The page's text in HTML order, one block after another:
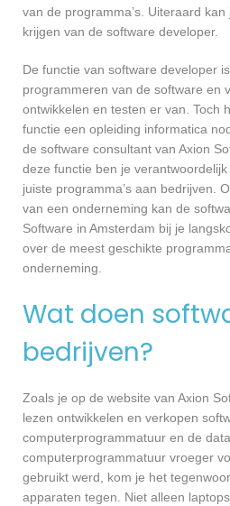
van de programma’s. Uiteraard
krijgen van de software developer.
De functie van software developer
programmeren van de software en
ontwikkelen en testen er van. Toch
functie een opleiding informatica
de software consultant van Axion
deze functie ben je
juiste programma’s aan bedrijven.
van een onderneming kan de
Software in Amsterdam bij je
over de meest geschikte
onderneming.
Wat doen
bedrijven?
Zoals je op de website van Axion
lezen ontwikkelen en verkopen
computerprogrammatuur en de
computerprogrammatuur vroeger
gebruikt werd, kom je het
apparaten tegen. Niet alleen